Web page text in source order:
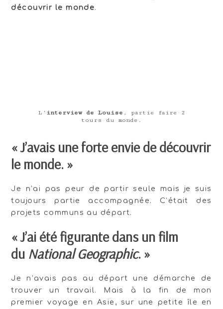
découvrir le monde.
L’ interview de Louise , partie faire 2
tours du monde.
« J’avais une forte envie de découvrir
le monde. »
Je n’ai pas peur de partir seule mais je suis
toujours partie accompagnée. C’était des
projets communs au départ.
« J’ai été figurante dans un film
du National Geographic. »
Je n’avais pas au départ une démarche de
trouver un travail. Mais à la fin de mon
premier voyage en Asie, sur une petite île en